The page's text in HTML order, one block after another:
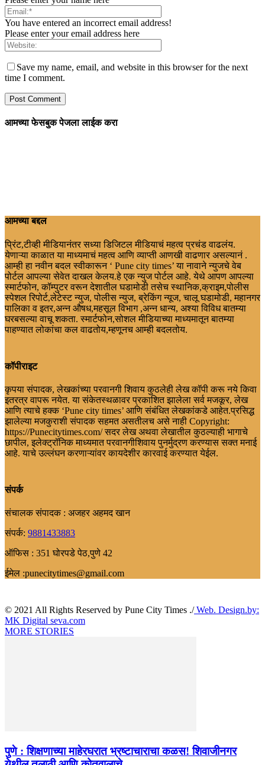
You have entered an incorrect email address!
Please enter your email address here
Save my name, email, and website in this browser for the next
time I comment.
आमच्या फेसबुक पेजला लाईक करा
आमच्या बद्दल
प्रिंट,टीव्ही मीडियानंतर सध्या डिजिटल मीडियाचं महत्व प्रचंड वाढलंय.
येणाऱ्या काळात या माध्यमाचं महत्व आणि व्याप्ती आणखी वाढणार असल्यानं .
आम्ही हा नवीन बदल स्वीकारून ‘ Pune city times’ या नावाने न्युजचे वेब
पोर्टल आपल्या सेवेत दाखल केलय.हे एक न्युज पोर्टल आहे. येथे आपण आपल्या
स्मार्टफोन, कॉम्पुटर वरून देशातील घडामोडी तसेच स्थानिक,क्राइम,पोलीस
स्पेशल रिपोर्ट,लेटेस्ट न्युज, पोलीस न्युज, ब्रेकिंग न्यूज, चालू घडामोडी, महानगर
पालिका व इतर,अन्न औषध,महसूल विभाग ,अन्न धान्य, अश्या विविध बातम्या
घरबसल्या वाचू शकता. स्मार्टफोन,सोशल मीडियाच्या माध्यमातून बातम्या
पाहण्यात लोकांचा कल वाढतोय,म्हणूनच आम्ही बदलतोय.
कॉपीराइट
कृपया संपादक, लेखकांच्या परवानगी शिवाय कुठलेही लेख कॉपी करू नये किवा
इतरत्र वापरू नयेत. या संकेतस्थळावर प्रकाशित झालेला सर्व मजकूर, लेख
आणि त्याचे हक्क ‘Pune city times’ आणि संबंधित लेखकांकडे आहेत.प्रसिद्ध
झालेल्या मजकुराशी संपादक सहमत असतीलच असे नाही Copyright:
https://Punecitytimes.com/ सदर लेख अथवा लेखातील कुठल्याही भागाचे
छापील, इलेक्ट्रॉनिक माध्यमात परवानगीशिवाय पुनर्मुद्रण करण्यास सक्त मनाई
आहे. याचे उल्लंघन करणाऱ्यांवर कायदेशीर कारवाई करण्यात येईल.
संपर्क
संचालक संपादक : अजहर अहमद खान
संपर्क: 9881433883
ऑफिस : 351 घोरपडे पेठ,पुणे 42
ईमेल :punecitytimes@gmail.com
© 2021 All Rights Reserved by Pune City Times ./Web. Design.by:
MK Digital seva.com
MORE STORIES
पुणे : शिक्षणाच्या माहेरघरात भ्रष्टाचाराचा कळस! शिवाजीनगर